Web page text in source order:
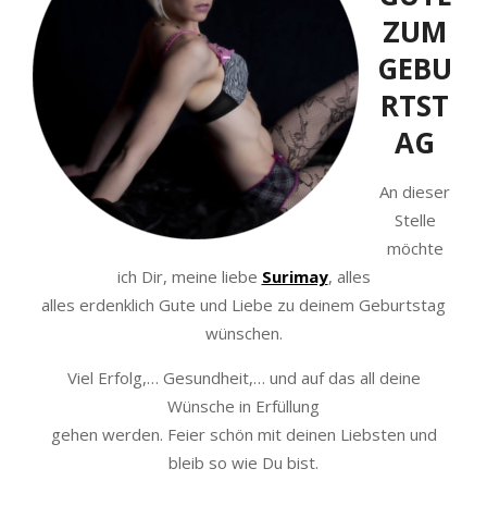
ZUM
GEBU
RTST
AG
An dieser
Stelle
möchte
ich Dir, meine liebe Surimay, alles
alles erdenklich Gute und Liebe zu deinem Geburtstag
wünschen.
Viel Erfolg,… Gesundheit,… und auf das all deine
Wünsche in Erfüllung
gehen werden. Feier schön mit deinen Liebsten und
bleib so wie Du bist.